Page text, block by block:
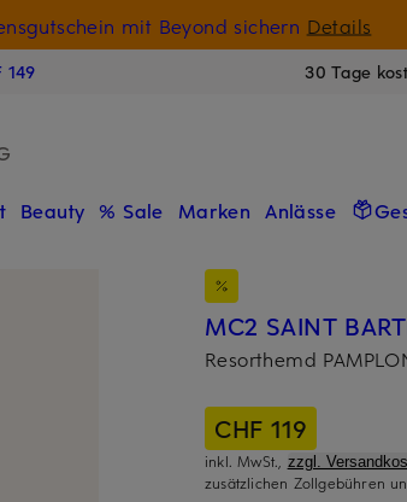
mit Beyond sichern Details
149 30 Tage
Beauty % Sale Marken Anlässe
MC2 SAINT
Resorthemd
CHF 119
inkl. MwSt., zzgl.
zusätzlichen Zollgebühren